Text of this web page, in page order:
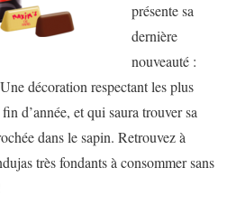
présente sa
dernière
nouveauté :
décoration respectant les plus
d’année, et qui saura trouver sa
dans le sapin. Retrouvez à
très fondants à consommer sans